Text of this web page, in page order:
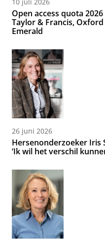
Open access quota
Taylor & Francis,
Emerald
26 juni 2026
Hersenonderzoeker Iris
‘Ik wil het verschil